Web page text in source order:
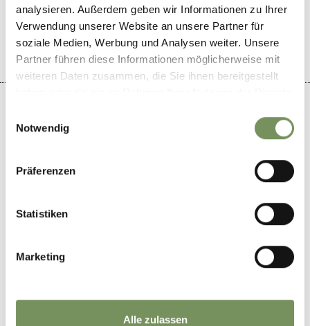
analysieren. Außerdem geben wir Informationen zu Ihrer
Verwendung unserer Website an unsere Partner für
soziale Medien, Werbung und Analysen weiter. Unsere
Partner führen diese Informationen möglicherweise mit
weiteren Daten zusammen, die Sie ihnen bereitgestellt
Notwendig
Präferenzen
Statistiken
Marketing
Alle zulassen
YES NO
−